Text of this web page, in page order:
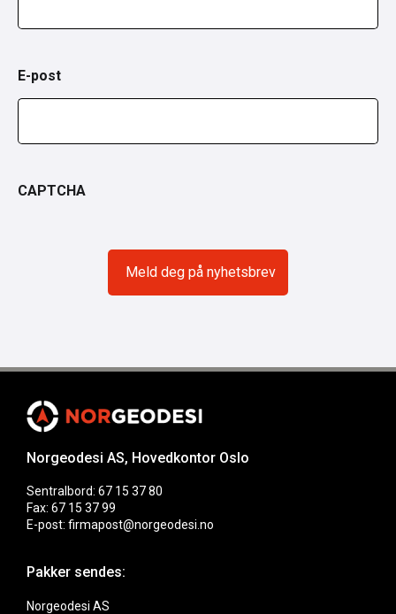
E-post
CAPTCHA
Norgeodesi AS, Hovedkontor Oslo
Sentralbord: 67 15 37 80
Fax: 67 15 37 99
E-post: firmapost@norgeodesi.no
Pakker sendes:
Norgeodesi AS